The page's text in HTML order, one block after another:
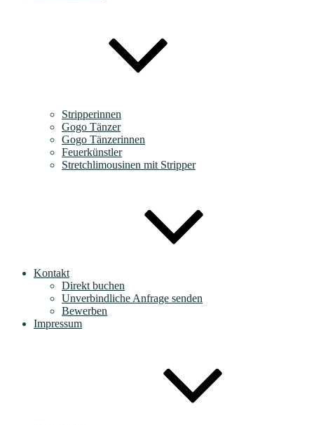
Stripperinnen
Gogo Tänzer
Gogo Tänzerinnen
Feuerkünstler
Stretchlimousinen mit Stripper
Kontakt
Direkt buchen
Unverbindliche Anfrage senden
Bewerben
Impressum